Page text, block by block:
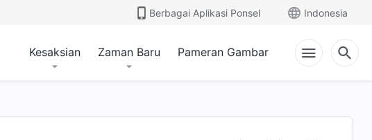
Berbagai Aplikasi Ponsel Indonesia
Kesaksian Zaman Baru Pameran Gambar